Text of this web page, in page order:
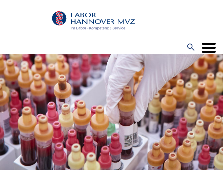
Direkt
zum
